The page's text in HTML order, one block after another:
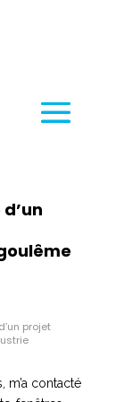
projet
m’a contacté